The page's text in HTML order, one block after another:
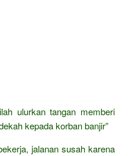
ulurkan tangan memberi
kepada korban banjir”
jalanan susah karena